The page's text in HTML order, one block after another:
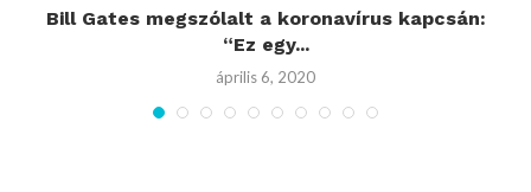
Bill Gates megszólalt a koronavírus kapcsán:
“Ez egy...
április 6, 2020